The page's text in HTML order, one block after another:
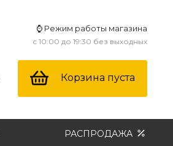
⌚ Режим работы магазина
с 10:00 до 19:30 без выходных
Корзина пуста
РАСПРОДАЖА